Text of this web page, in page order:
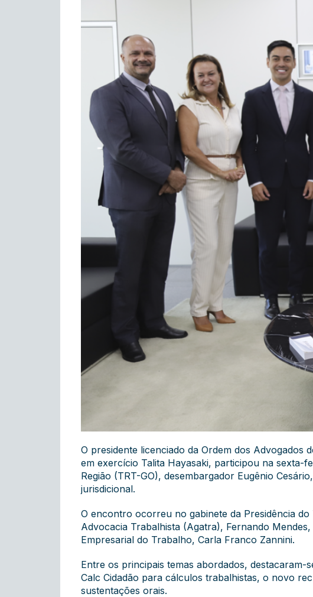
O presidente licenciado da Ordem dos Advogados
em exercício Talita Hayasaki, participou na sexta-
Região (TRT-GO), desembargador Eugênio
jurisdicional.
O encontro ocorreu no gabinete da Presidência
Advocacia Trabalhista (Agatra), Fernando
Empresarial do Trabalho, Carla Franco Zannini.
Entre os principais temas abordados,
Calc Cidadão para cálculos trabalhistas, o novo
sustentações orais.